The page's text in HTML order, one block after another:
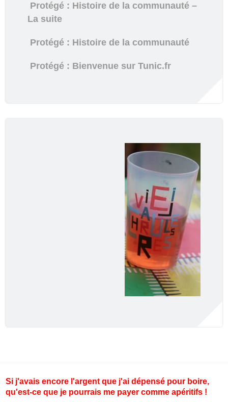
Protégé : Histoire de la communauté –
La suite
Protégé : Histoire de la communauté
Protégé : Bienvenue sur Tunic.fr
Si j'avais encore l'argent que j'ai dépensé pour boire,
qu'est-ce que je pourrais me payer comme apéritifs !